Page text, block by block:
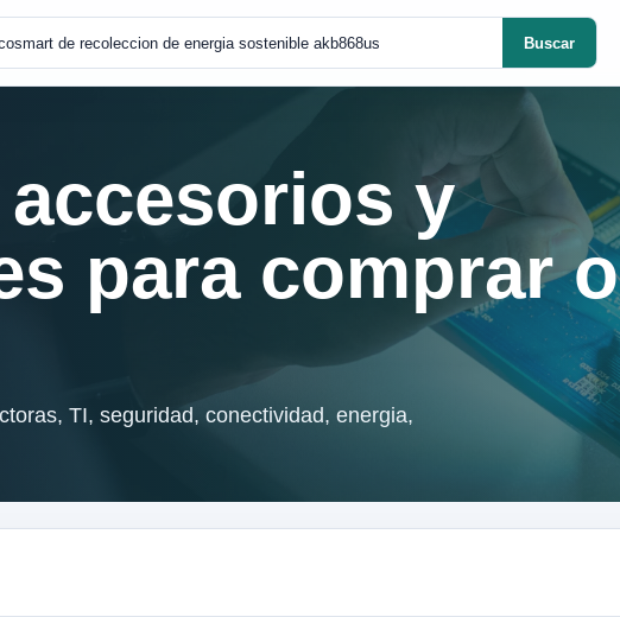
Buscar
y
para comprar o
TI, seguridad, conectividad, energia,